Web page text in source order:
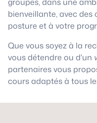
bienveillante, avec
posture et à votre
Que vous soyez à la
vous détendre ou d'un
partenaires vous
cours adaptés à tous